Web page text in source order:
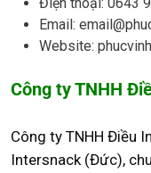
Email:
Website:
Công ty TNHH
Công ty TNHH Điều
Intersnack (Đức),